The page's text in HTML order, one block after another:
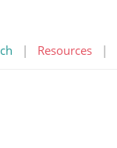
| Resources |